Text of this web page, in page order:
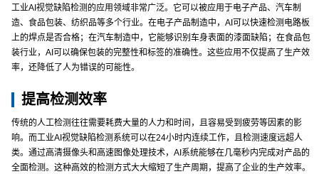
工业AI视觉缺陷检测的应用领域非常广泛。它可以被应用于电子产品、汽车制
造、食品包装、纺织品等多个行业。在电子产品制造中，AI可以快速检测电路板
上的焊点是否合格；在汽车制造中，它能够识别车身表面的漆面缺陷；在食品包
装行业，AI可以确保包装的完整性和标签的准确性。这些应用不仅提高了生产效
率，还降低了人为错误的可能性。
提高检测效率
传统的人工检测往往需要耗费大量的人力和时间，且容易受到疲劳等因素的影
响。而工业AI视觉缺陷检测系统可以在24小时内连续工作，且检测速度远超人
类。通过高清摄像头和高速图像处理技术，AI系统能够在几毫秒内完成对产品的
全面检测。这种高效的检测方式大大缩短了生产周期，提高了企业的生产效率。